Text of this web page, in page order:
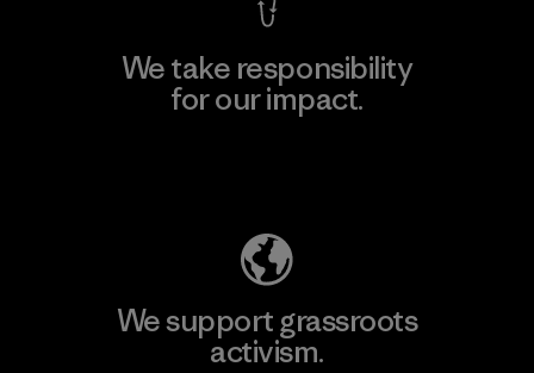
We take responsibility
for our impact.
We support grassroots
activism.